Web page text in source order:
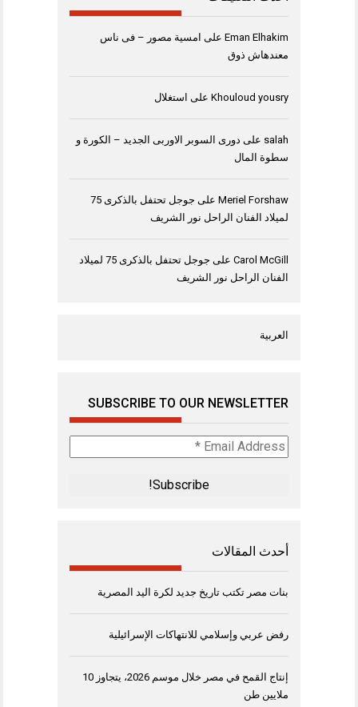
Eman Elhakim على امسية مصور – فى ناس
معندهاش ذوق
Khouloud yousry على استغلال
salah على دورى السوبر الاوربى الجديد – الكورة و
سطوة المال
Meriel Forshaw على
جوجل تحتفل بالذكرى 75
لميلاد الفنان الراحل نور الشريف
Carol McGill على
جوجل تحتفل بالذكرى 75 لميلاد
الفنان الراحل نور الشريف
العربية
SUBSCRIBE TO OUR NEWSLETTER
Email
Address
أحدث المقالات
بنات مصر تكتب تاريخ جديد لكرة اليد المصرية
رفض عربي وإسلامي للانتهاكات الإسرائيلية
إنتاج القمح في مصر خلال موسم 2026، يتجاوز 10
ملايين طن